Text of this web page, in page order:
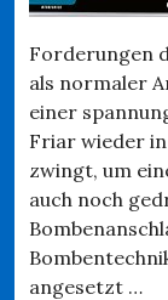
Forderungen
als normaler
einer
Friar wieder
zwingt, um
auch noch
angesetzt …